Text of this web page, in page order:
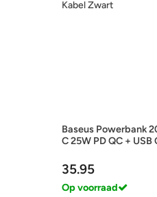
Baseus Powerbank
C 25W PD QC +
35.95
Op voorraad